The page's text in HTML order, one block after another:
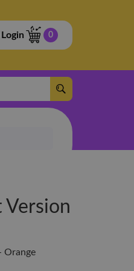
Login 0
Version
Orange